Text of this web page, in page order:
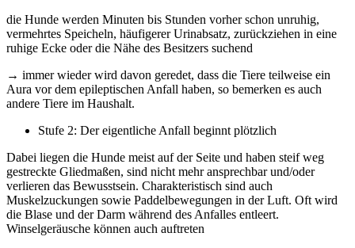
die Hunde werden Minuten bis Stunden vorher schon unruhig,
vermehrtes Speicheln, häufigerer Urinabsatz, zurückziehen in eine
ruhige Ecke oder die Nähe des Besitzers suchend
→ immer wieder wird davon geredet, dass die Tiere teilweise ein
Aura vor dem epileptischen Anfall haben, so bemerken es auch
andere Tiere im Haushalt.
Stufe 2: Der eigentliche Anfall beginnt plötzlich
Dabei liegen die Hunde meist auf der Seite und haben steif weg
gestreckte Gliedmaßen, sind nicht mehr ansprechbar und/oder
verlieren das Bewusstsein. Charakteristisch sind auch
Muskelzuckungen sowie Paddelbewegungen in der Luft. Oft wird
die Blase und der Darm während des Anfalles entleert.
Winselgeräusche können auch auftreten